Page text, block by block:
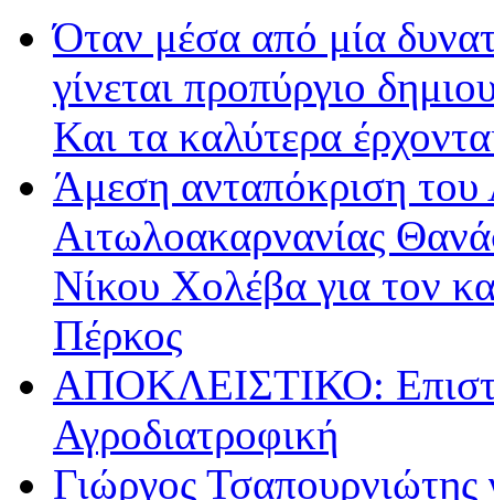
Όταν μέσα από μία
γίνεται προπύργιο
Και τα καλύτερα
Άμεση ανταπόκριση του
Αιτωλοακαρνανίας
Νίκου Χολέβα για τον
Πέρκος
ΑΠΟΚΛΕΙΣΤΙΚΟ:
Αγροδιατροφική
Γιώργος